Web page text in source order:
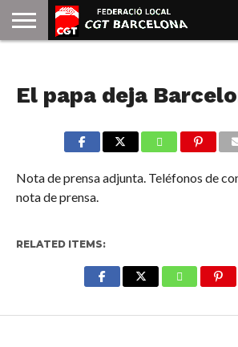
GOLDMAN
El papa deja
Nota de prensa adjunta. Teléfonos de
nota de prensa.
RELATED ITEMS: